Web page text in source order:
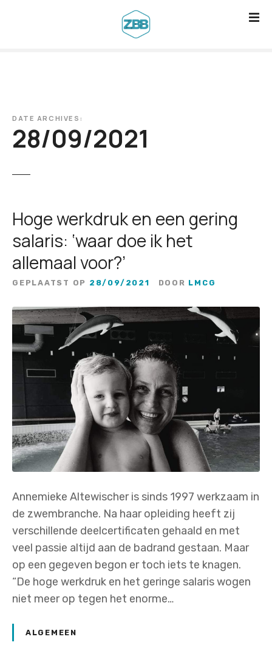
DATE ARCHIVES:
28/09/2021
Hoge werkdruk en een gering
salaris: ‘waar doe ik het
allemaal voor?’
GEPLAATST OP 28/09/2021 DOOR LMCG
Annemieke Altewischer is sinds 1997 werkzaam in
de zwembranche. Na haar opleiding heeft zij
verschillende deelcertificaten gehaald en met
veel passie altijd aan de badrand gestaan. Maar
op een gegeven begon er toch iets te knagen.
“De hoge werkdruk en het geringe salaris wogen
niet meer op tegen het enorme…
ALGEMEEN